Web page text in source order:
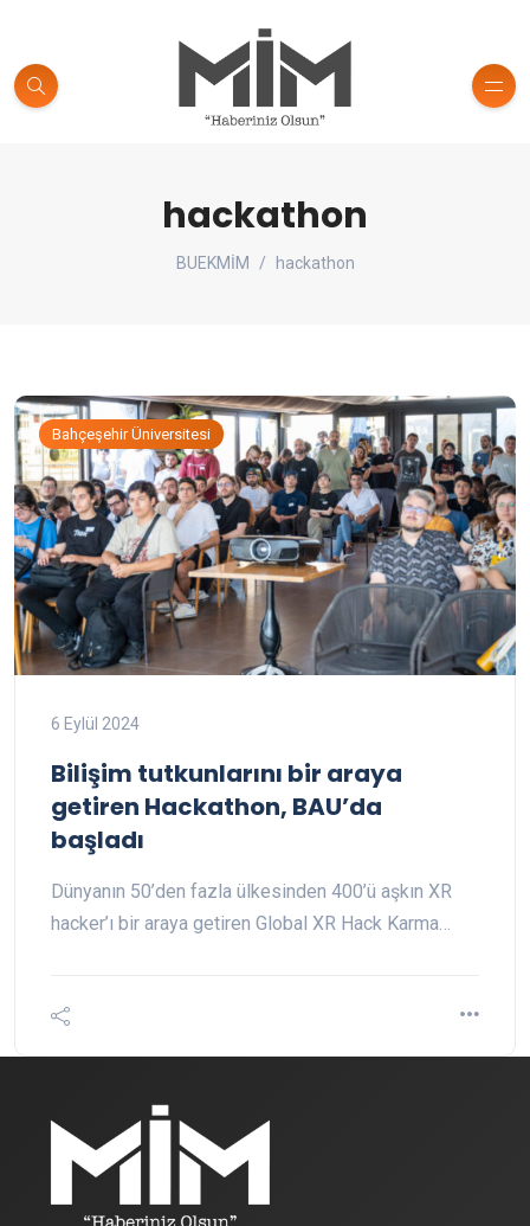
hackathon
BUEKMİM hackathon
Bahçeşehir Üniversitesi
6 Eylül 2024
Bilişim tutkunlarını bir araya
getiren Hackathon, BAU’da
başladı
Dünyanın 50’den fazla ülkesinden 400’ü aşkın XR
hacker’ı bir araya getiren Global XR Hack Karma…